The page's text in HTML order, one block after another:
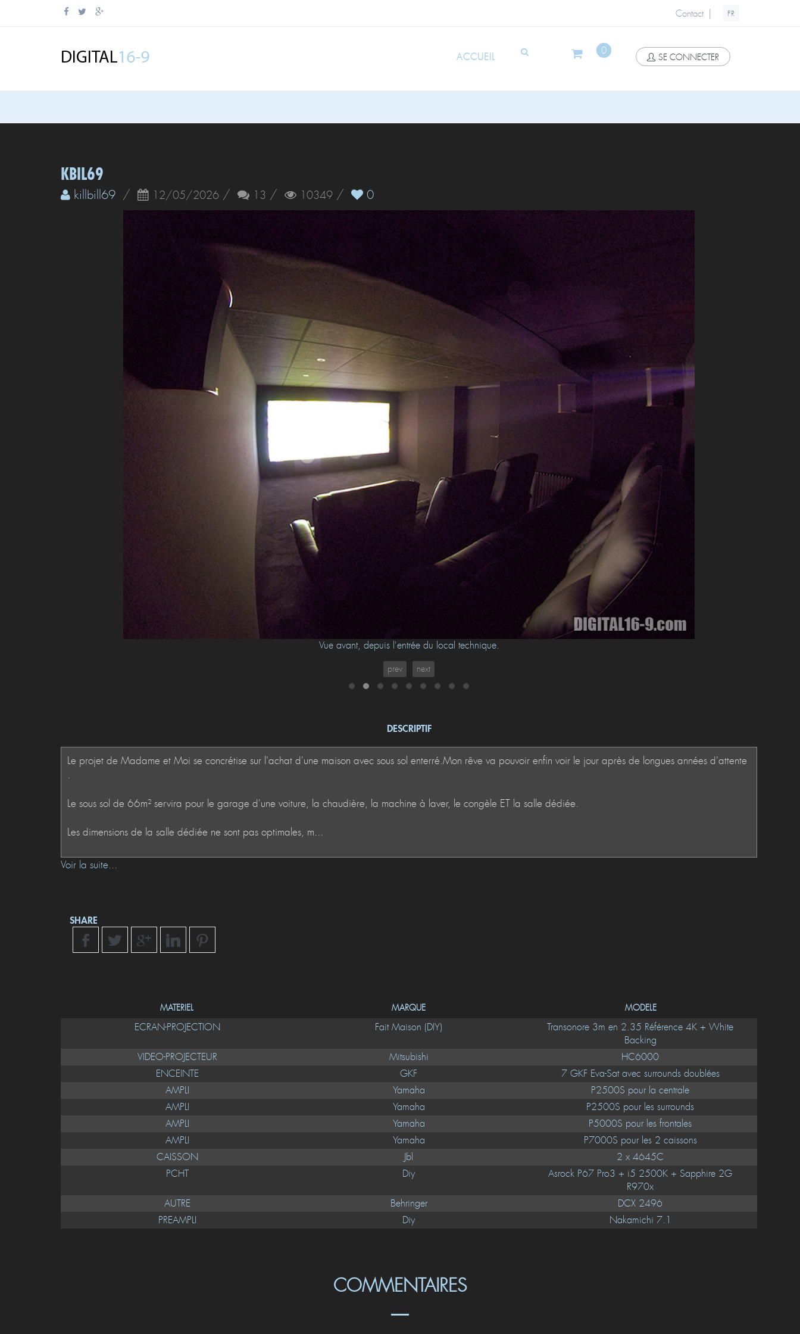
Contact | FR
ACCUEIL
0
SE CONNECTER
KBIL69
killbill69 / 12/05/2026 / 13 / 10349 / 0
Vue avant, depuis l'entrée du local technique.
prev next
DESCRIPTIF
Voir la suite...
SHARE
MATERIEL MARQUE MODELE
ECRAN-PROJECTION Fait Maison (DIY)
Transonore 3m en 2.35 Référence 4K + White
Backing
VIDEO-PROJECTEUR
Mitsubishi
HC6000
ENCEINTE
GKF
7 GKF Eva-Sat avec surrounds doublées
AMPLI
Yamaha
P2500S pour la centrale
AMPLI
Yamaha
P2500S pour les surrounds
AMPLI
Yamaha
P5000S pour les frontales
AMPLI
Yamaha
P7000S pour les 2 caissons
CAISSON
Jbl
2 x 4645C
PCHT
Diy
Asrock P67 Pro3 + i5 2500K + Sapphire 2G
R970x
AUTRE
Behringer
DCX 2496
PREAMPLI
Diy Nakamichi 7.1
COMMENTAIRES